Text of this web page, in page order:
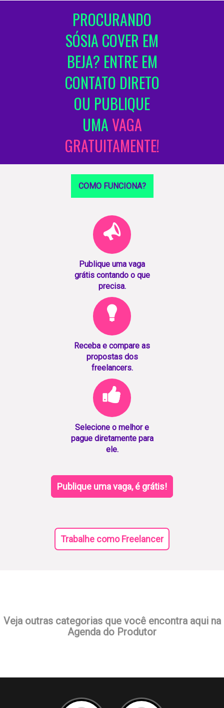
PROCURANDO
SÓSIA COVER EM
BEJA? ENTRE EM
CONTATO DIRETO
OU PUBLIQUE
UMAVAGA
GRATUITAMENTE!
COMO FUNCIONA?
Publique uma vaga
grátis contando o que
precisa.
Receba e compare as
propostas dos
freelancers.
Selecione o melhor e
pague diretamente para
ele.
Publique uma vaga, é grátis!
Trabalhe como Freelancer
Veja outras categorias que você encontra aqui na
Agenda do Produtor